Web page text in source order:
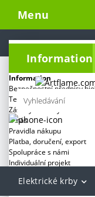
Menu
Information
Information
Bezpečnostní předpisy
Terms and conditions
Zásady ochrany osobních
O nás
Pravidla nákupu
Platba, doručení, export
Spolupráce s námi
Individuální projekt
Kategorie:
Elektrické krby